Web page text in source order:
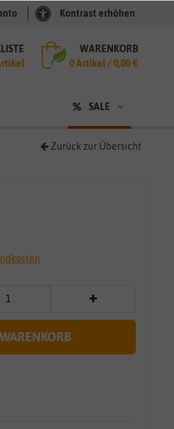
Kontrast erhöhen
WARENKORB
0Artikel /0,00 €
SALE
Zurück zur Übersicht